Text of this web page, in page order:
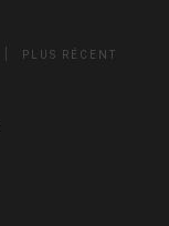
PLUS RÉCENT